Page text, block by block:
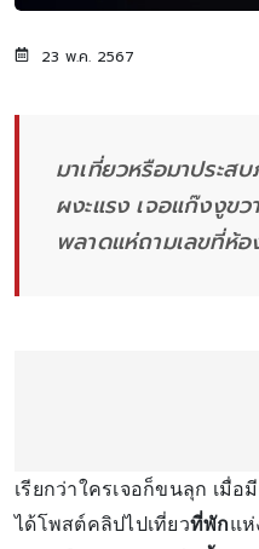
23 พ.ค. 2567
มาเที่ยวหรือมาประส
ผงะแรง เจอแก๊งงูข
พลาดแห่ถามเลขที่ห้
เรียกว่าใครเจอก็ขนลุก เมื่อ
ได้โพสต์คลิปไปเที่ยวที่พักแห่